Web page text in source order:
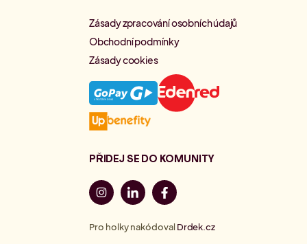
Zásady zpracování osobních údajů
Obchodní podmínky
Zásady cookies
PŘIDEJ SE DO KOMUNITY
Pro holky nakódovalDrdek.cz